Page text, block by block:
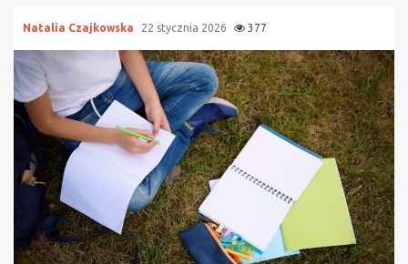
Natalia Czajkowska 22 stycznia 2026 377